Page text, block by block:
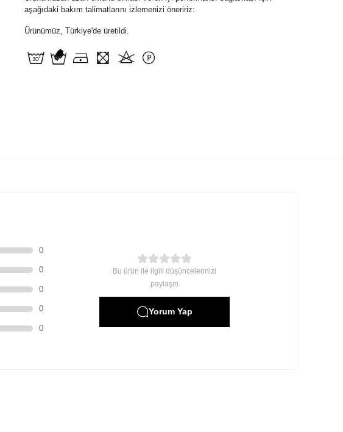
aşağıdaki bakım talimatlarını izlemenizi öneririz:
Ürünümüz, Türkiye'de üretildi.
0
0
0
0
0
Bu ürün ile ilgili düşüncelerinizi
paylaşın
Yorum Yap